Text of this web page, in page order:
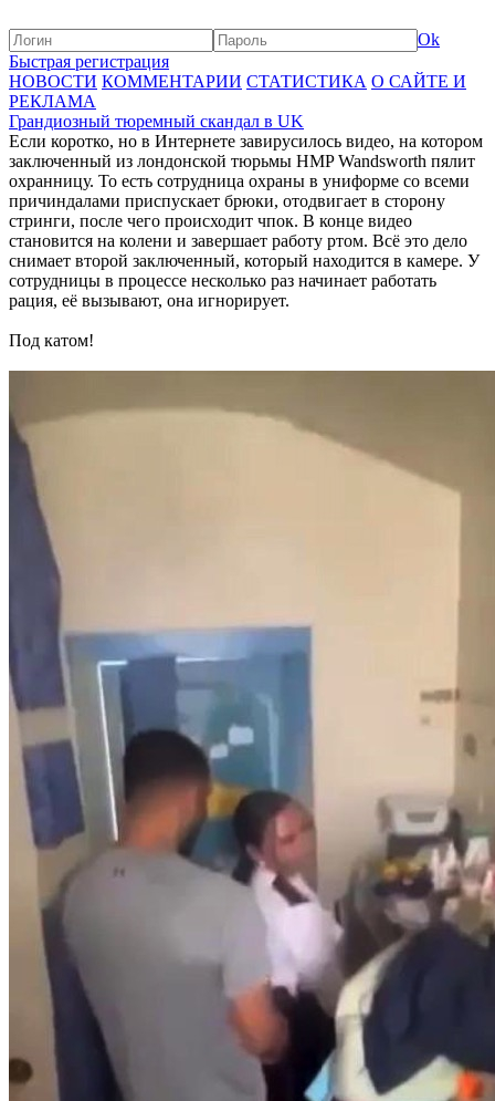
Ok
Быстрая регистрация
НОВОСТИ КОММЕНТАРИИ СТАТИСТИКА О САЙТЕ И
РЕКЛАМА
Грандиозный тюремный скандал в UK
Если коротко, но в Интернете завирусилось видео, на котором
заключенный из лондонской тюрьмы HMP Wandsworth пялит
охранницу. То есть сотрудница охраны в униформе со всеми
причиндалами приспускает брюки, отодвигает в сторону
стринги, после чего происходит чпок. В конце видео
становится на колени и завершает работу ртом. Всё это дело
снимает второй заключенный, который находится в камере. У
сотрудницы в процессе несколько раз начинает работать
рация, её вызывают, она игнорирует.
Под катом!